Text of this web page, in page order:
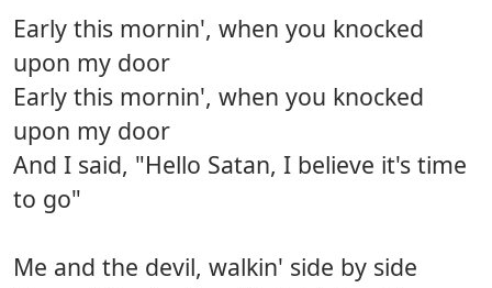
Early this mornin', when you knocked
upon my door
Early this mornin', when you knocked
upon my door
And I said, "Hello Satan, I believe it's time
to go"
Me and the devil, walkin' side by side